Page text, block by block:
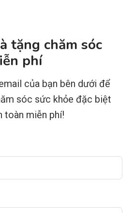
tặng chăm sóc
phí
của bạn bên dưới để
sóc sức khỏe đặc biệt
toàn miễn phí!